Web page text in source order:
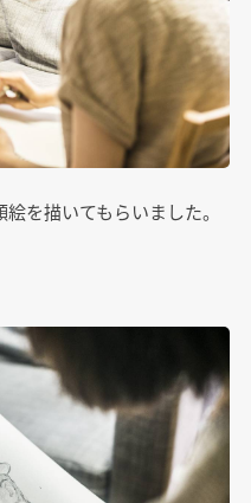
を描いてもらいました。